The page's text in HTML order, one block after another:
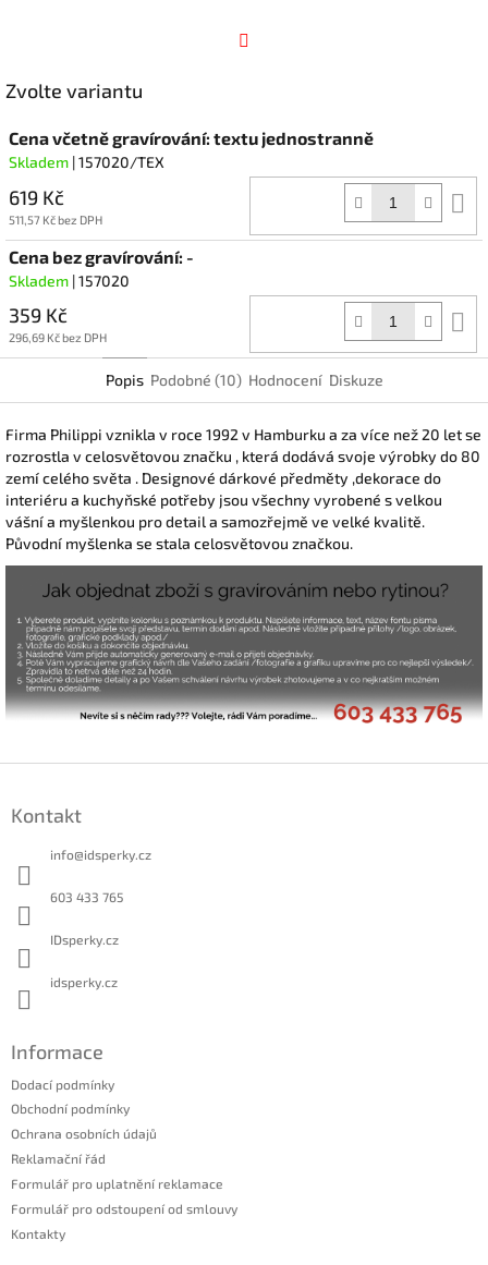
Zvolte variantu
Cena včetně gravírování: textu jednostranně
Skladem | 157020/TEX
619 Kč
511,57 Kč bez DPH
Cena bez gravírování: -
Skladem | 157020
359 Kč
296,69 Kč bez DPH
Popis Podobné (10) Hodnocení Diskuze
Firma Philippi vznikla v roce 1992 v Hamburku a za více než 20 let se
rozrostla v celosvětovou značku , která dodává svoje výrobky do 80
zemí celého světa . Designové dárkové předměty ,dekorace do
interiéru a kuchyňské potřeby jsou všechny vyrobené s velkou
vášní a myšlenkou pro detail a samozřejmě ve velké kvalitě.
Původní myšlenka se stala celosvětovou značkou.
Kontakt
info@idsperky.cz
603 433 765
IDsperky.cz
idsperky.cz
Informace
Dodací podmínky
Obchodní podmínky
Ochrana osobních údajů
Reklamační řád
Formulář pro uplatnění reklamace
Formulář pro odstoupení od smlouvy
Kontakty